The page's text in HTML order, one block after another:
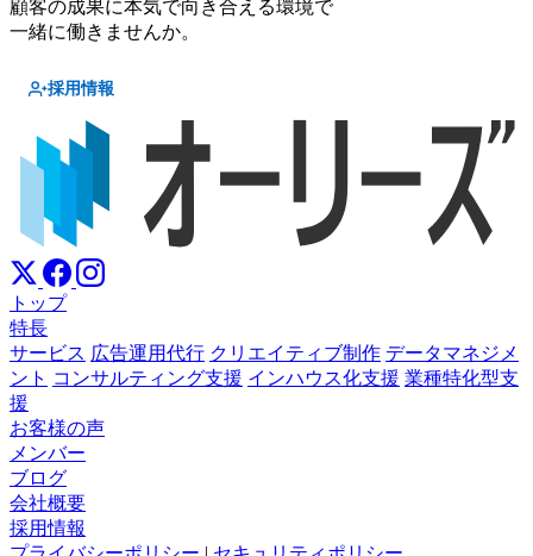
顧客の成果に本気で向き合える環境で
一緒に働きませんか。
採用情報
トップ
特長
サービス 広告運用代行 クリエイティブ制作 データマネジメ
ント コンサルティング支援 インハウス化支援 業種特化型支
援
お客様の声
メンバー
ブログ
会社概要
採用情報